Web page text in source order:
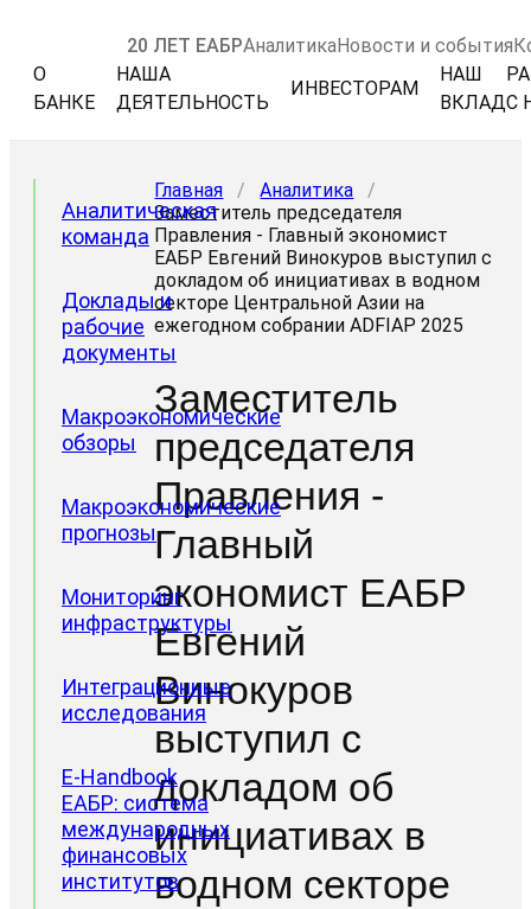
20 ЛЕТ ЕАБРАналитикаНовости и события
О
БАНКЕ
НАША
ДЕЯТЕЛЬНОСТЬ
ИНВЕСТОРАМ
НАШ
ВКЛАДС
Аналитическая
команда
Доклады и
рабочие
документы
Макроэкономические
обзоры
Макроэкономические
прогнозы
Мониторинг
инфраструктуры
Интеграционные
исследования
Проектные
направления
Доклады
ЦИИ
E-Handbook
ЕАБР: система
международных
финансовых
институтов
Главная / Аналитика
/
Заместитель председателя
Правления - Главный экономист
ЕАБР Евгений Винокуров выступил с
докладом об инициативах в водном
секторе Центральной Азии на
ежегодном собрании ADFIAP 2025
Заместитель
председателя
Правления -
Главный
экономист ЕАБР
Евгений
Винокуров
выступил с
докладом об
инициативах в
водном секторе